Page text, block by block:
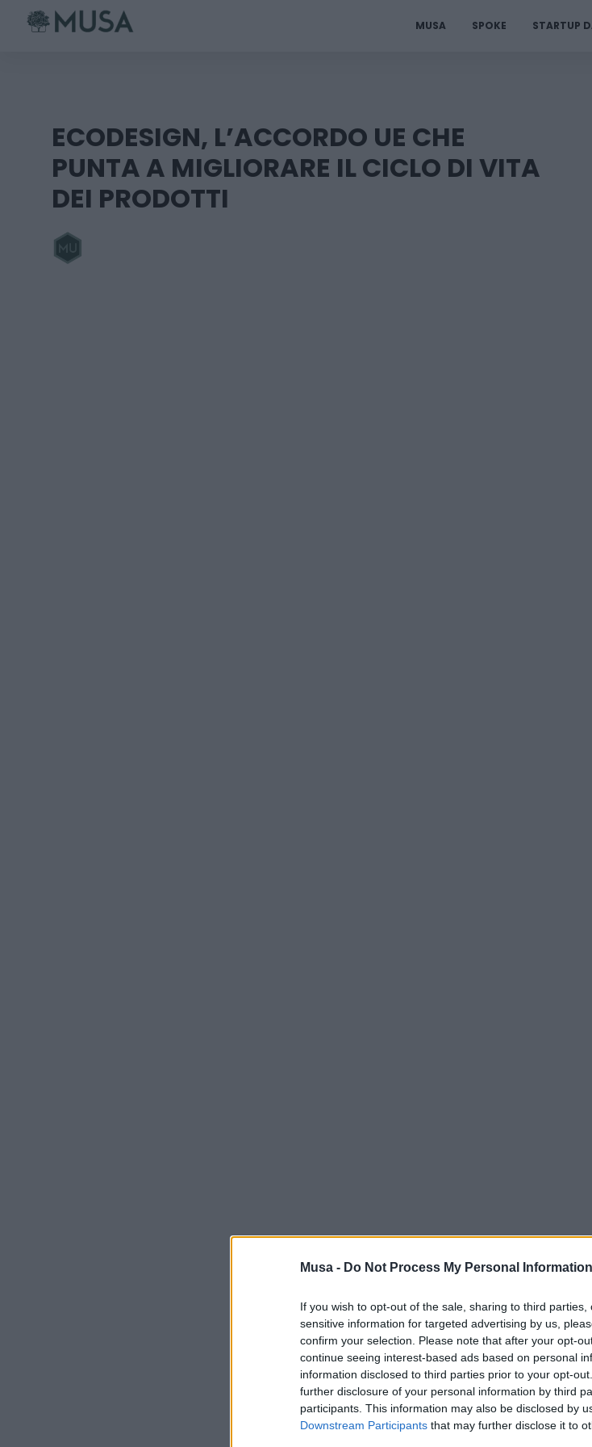
Musa - Do Not Process My Personal Information
If you wish to opt-out of the sale, sharing to third
sensitive information for targeted advertising by us,
confirm your selection. Please note that after your opt-
continue seeing interest-based ads based on personal
information disclosed to third parties prior to your opt-
further disclosure of your personal information by third
participants. This information may also be disclosed by
Downstream Participants that may further disclose it to
MUSA SPOKE STARTUP
ECODESIGN, L’ACCORDO UE CHE
PUNTA A MIGLIORARE IL CICLO DI VITA
DEI PRODOTTI